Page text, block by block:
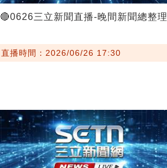
🔴0626三立新聞直播-晚間新聞總整理
直播時間：2026/06/26 17:30